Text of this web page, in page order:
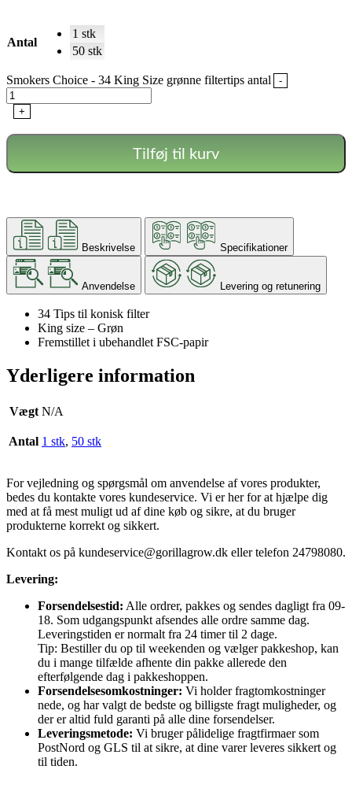
Antal
1 stk
50 stk
Smokers Choice - 34 King Size grønne filtertips antal -
+
Tilføj til kurv
Beskrivelse Specifikationer
Anvendelse Levering og retunering
34 Tips til konisk filter
King size – Grøn
Fremstillet i ubehandlet FSC-papir
Yderligere information
Vægt N/A
Antal 1 stk, 50 stk
For vejledning og spørgsmål om anvendelse af vores produkter,
bedes du kontakte vores kundeservice. Vi er her for at hjælpe dig
med at få mest muligt ud af dine køb og sikre, at du bruger
produkterne korrekt og sikkert.
Kontakt os på kundeservice@gorillagrow.dk eller telefon 24798080.
Levering:
Forsendelsestid: Alle ordrer, pakkes og sendes dagligt fra 09-
18. Som udgangspunkt afsendes alle ordre samme dag.
Leveringstiden er normalt fra 24 timer til 2 dage.
Tip: Bestiller du op til weekenden og vælger pakkeshop, kan
du i mange tilfælde afhente din pakke allerede den
efterfølgende dag i pakkeshoppen.
Forsendelsesomkostninger: Vi holder fragtomkostninger
nede, og har valgt de bedste og billigste fragt muligheder, og
der er altid fuld garanti på alle dine forsendelser.
Leveringsmetode: Vi bruger pålidelige fragtfirmaer som
PostNord og GLS til at sikre, at dine varer leveres sikkert og
til tiden.